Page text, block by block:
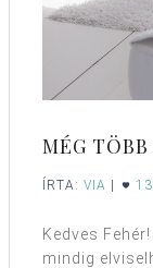
MÉG
ÍRTA: VIA |
Kedves
mindig